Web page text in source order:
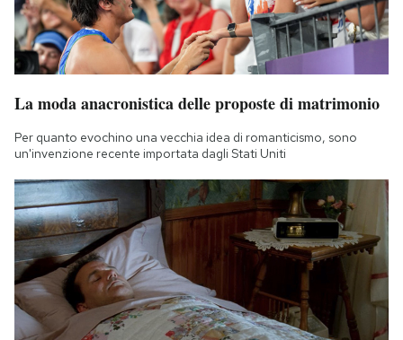
La moda anacronistica delle proposte di matrimonio
Per quanto evochino una vecchia idea di romanticismo, sono
un'invenzione recente importata dagli Stati Uniti